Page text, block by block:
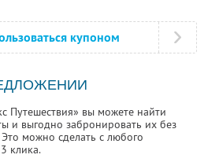
купоном
Путешествия» вы можете найти
и выгодно забронировать их без
можно сделать с любого
клика.